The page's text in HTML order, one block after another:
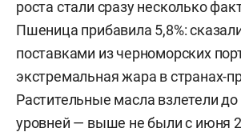
роста стали сразу несколько
Пшеница прибавила 5,8%:
поставками из черноморских
экстремальная жара в странах-
Растительные масла взлетели
уровней — выше не были с июня